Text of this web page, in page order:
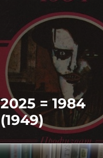
2025 = 1984
(1949)